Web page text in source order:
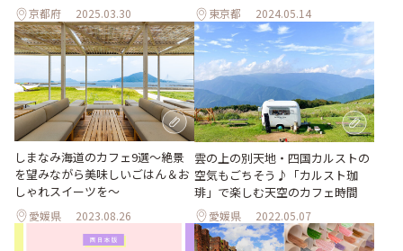
京都府 2025.03.30 東京都 2024.05.14
しまなみ海道のカフェ9選〜絶景
を望みながら美味しいごはん＆お
しゃれスイーツを〜
愛媛県 2023.08.26
雲の上の別天地・四国カルストの
空気もごちそう♪「カルスト珈
琲」で楽しむ天空のカフェ時間
愛媛県 2022.05.07